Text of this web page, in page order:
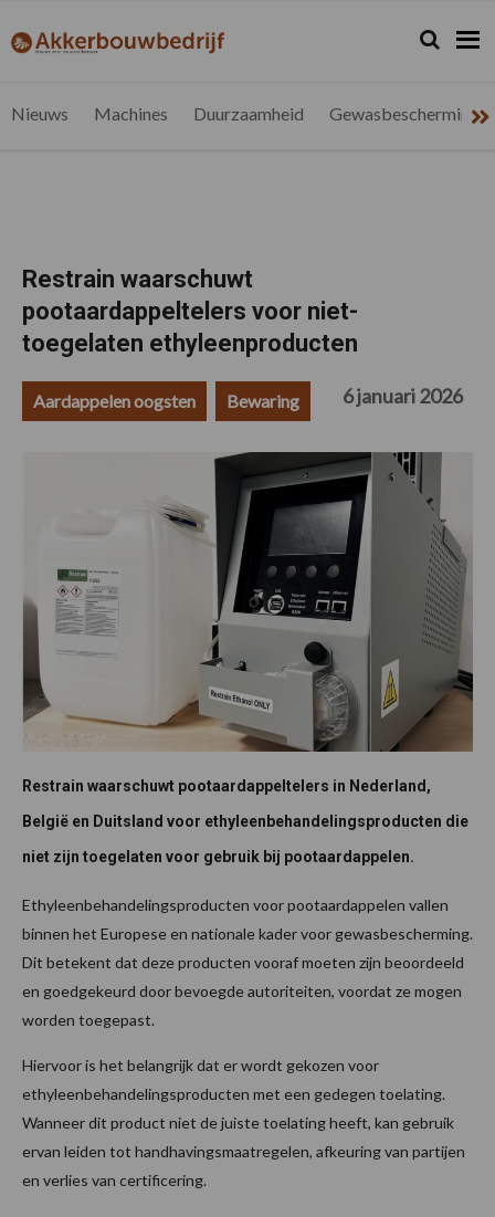
de
de
de
de
akkerbouwbedrijf.be
Nieuws
Zoeken...
Zoek
Nieuws Machines Duurzaamheid Gewasbescherming
Restrain waarschuwt
pootaardappeltelers voor niet-
toegelaten ethyleenproducten
Aardappelen oogsten Bewaring 6 januari 2026
Restrain waarschuwt pootaardappeltelers in Nederland,
België en Duitsland voor ethyleenbehandelingsproducten die
niet zijn toegelaten voor gebruik bij pootaardappelen.
Ethyleenbehandelingsproducten voor pootaardappelen vallen
binnen het Europese en nationale kader voor gewasbescherming.
Dit betekent dat deze producten vooraf moeten zijn beoordeeld
en goedgekeurd door bevoegde autoriteiten, voordat ze mogen
worden toegepast.
Hiervoor is het belangrijk dat er wordt gekozen voor
ethyleenbehandelingsproducten met een gedegen toelating.
Wanneer dit product niet de juiste toelating heeft, kan gebruik
ervan leiden tot handhavingsmaatregelen, afkeuring van partijen
en verlies van certificering.